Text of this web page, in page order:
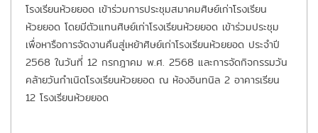
โรงเรียนห้วยยอด เข้าร่วมการประชุมสมาคมศิษย์เก่าโรงเรียน
ห้วยยอด โดยมีตัวแทนศิษย์เก่าโรงเรียนห้วยยอด เข้าร่วมประชุม
เพื่อหารือการจัดงานคืนสู่เหย้าศิษย์เก่าโรงเรียนห้วยยอด ประจำปี
2568 ในวันที่ 12 กรกฎาคม พ.ศ. 2568 และการจัดกิจกรรมวัน
คล้ายวันกำเนิดโรงเรียนห้วยยอด ณ ห้องอินทนิล 2 อาคารเรียน
12 โรงเรียนห้วยยอด